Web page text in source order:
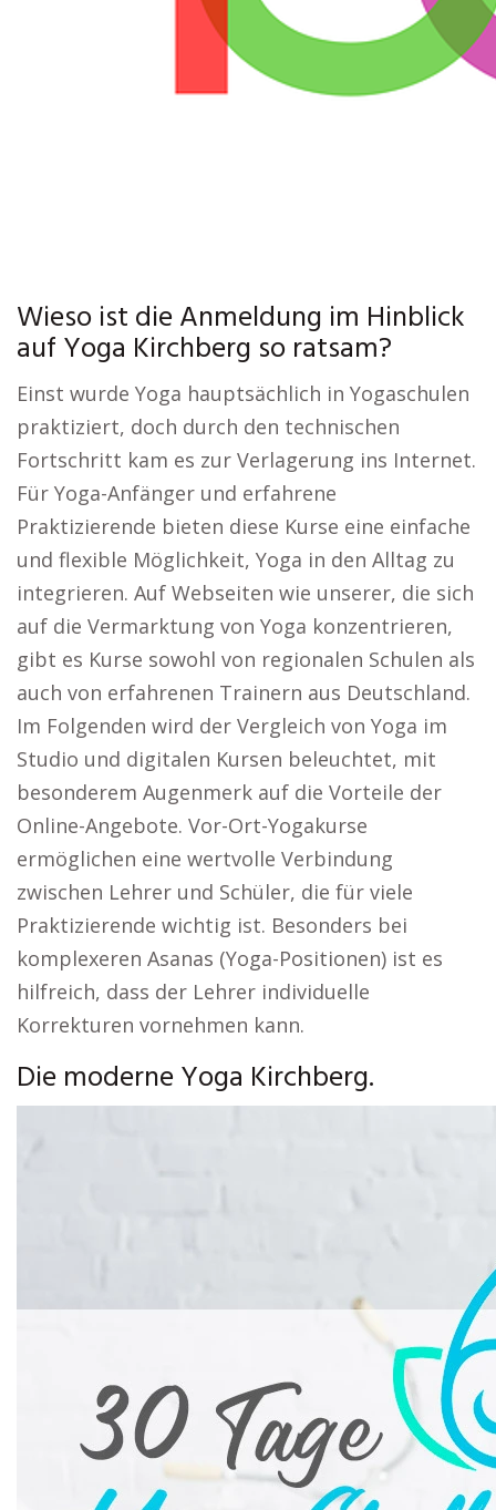
Wieso ist die Anmeldung im Hinblick
auf Yoga Kirchberg so ratsam?
Einst wurde Yoga hauptsächlich in Yogaschulen
praktiziert, doch durch den technischen
Fortschritt kam es zur Verlagerung ins Internet.
Für Yoga-Anfänger und erfahrene
Praktizierende bieten diese Kurse eine einfache
und flexible Möglichkeit, Yoga in den Alltag zu
integrieren. Auf Webseiten wie unserer, die sich
auf die Vermarktung von Yoga konzentrieren,
gibt es Kurse sowohl von regionalen Schulen als
auch von erfahrenen Trainern aus Deutschland.
Im Folgenden wird der Vergleich von Yoga im
Studio und digitalen Kursen beleuchtet, mit
besonderem Augenmerk auf die Vorteile der
Online-Angebote. Vor-Ort-Yogakurse
ermöglichen eine wertvolle Verbindung
zwischen Lehrer und Schüler, die für viele
Praktizierende wichtig ist. Besonders bei
komplexeren Asanas (Yoga-Positionen) ist es
hilfreich, dass der Lehrer individuelle
Korrekturen vornehmen kann.
Die moderne Yoga Kirchberg.